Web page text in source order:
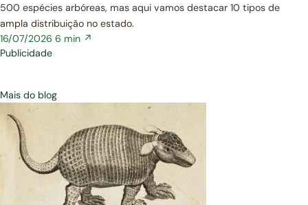
500 espécies arbóreas, mas aqui vamos destacar 10 tipos de
ampla distribuição no estado.
16/07/2026 6 min ↗
Publicidade
Mais do blog